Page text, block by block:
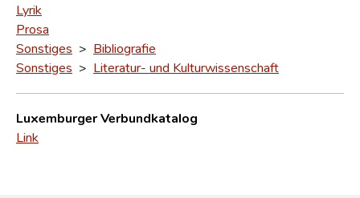
Lyrik
Prosa
Sonstiges > Bibliografie
Sonstiges > Literatur- und Kulturwissenschaft
Luxemburger Verbundkatalog
Link